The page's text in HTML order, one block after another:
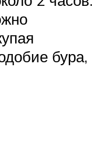
бура,